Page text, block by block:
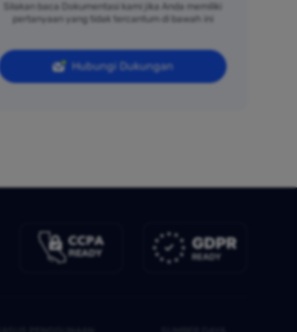
Silakan baca Dokumentasi kami jika Anda memiliki
pertanyaan yang tidak tercantum di bawah ini
Hubungi Dukungan